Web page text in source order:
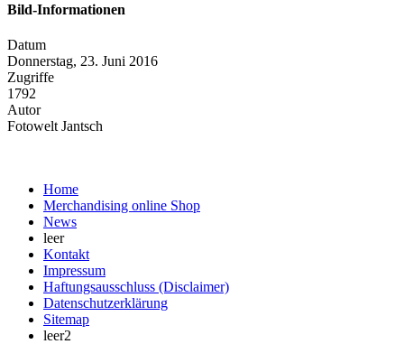
Bild-Informationen
Datum
Donnerstag, 23. Juni 2016
Zugriffe
1792
Autor
Fotowelt Jantsch
Home
Merchandising online Shop
News
leer
Kontakt
Impressum
Haftungsausschluss (Disclaimer)
Datenschutzerklärung
Sitemap
leer2